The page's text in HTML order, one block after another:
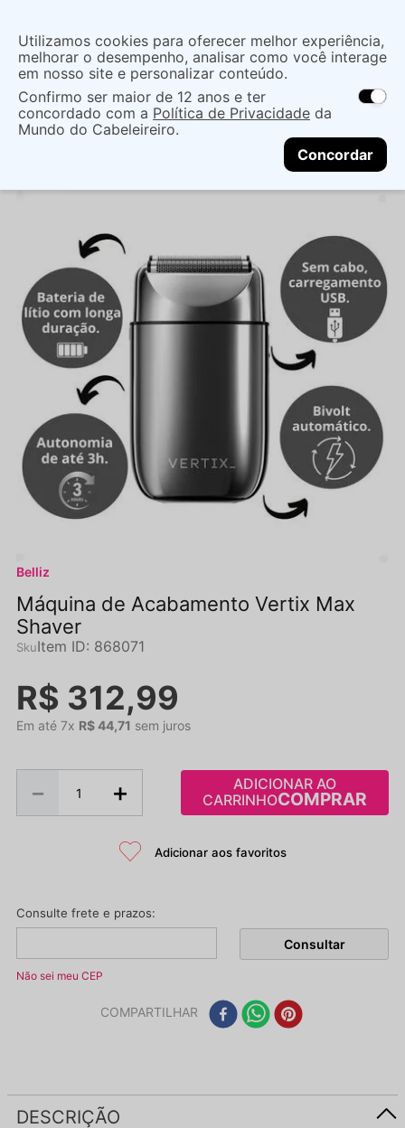
localização
As ofertas e opções de entrega variam de
acordo com a região.Não sei meu CEP
CONTINUAR
O que você procura?
Eletro
Eletro Cabelo
MÁQUINA DE
Belliz
Máquina de Acabamento Vertix Max
Shaver
Item ID: 868071
R$ 312,99
Em até 7x R$44,71 sem juros
＋
－
ADICIONAR AO
CARRINHO
Não sei meu CEP
COMPARTILHAR
DESCRIÇÃO
Utilizamos cookies para oferecer melhor experiência,
melhorar o desempenho, analisar como você interage
em nosso site e personalizar conteúdo.
Confirmo ser maior de 12 anos e ter
concordado com a Política de Privacidade da
Mundo do Cabeleireiro.
Concordar